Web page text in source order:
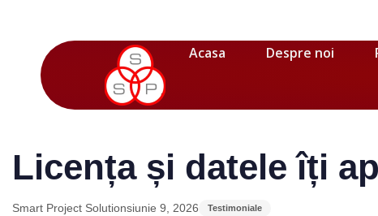
Acasa Despre noi
Licența și datele îți
Smart Project Solutionsiunie 9, 2026 Testimoniale